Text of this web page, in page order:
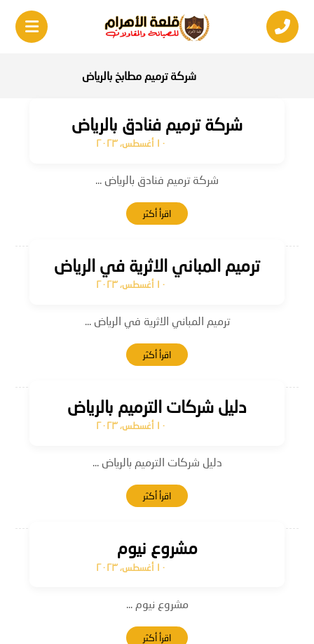
شركة ترميم مطابخ بالرياض
شركة ترميم فنادق بالرياض
١٠ أغسطس، ٢٠٢٣
شركة ترميم فنادق بالرياض ...
اقرأ أكثر
ترميم المباني الاثرية في الرياض
١٠ أغسطس، ٢٠٢٣
ترميم المباني الاثرية في الرياض ...
اقرأ أكثر
دليل شركات الترميم بالرياض
١٠ أغسطس، ٢٠٢٣
دليل شركات الترميم بالرياض ...
اقرأ أكثر
مشروع نيوم
١٠ أغسطس، ٢٠٢٣
مشروع نيوم ...
اقرأ أكثر